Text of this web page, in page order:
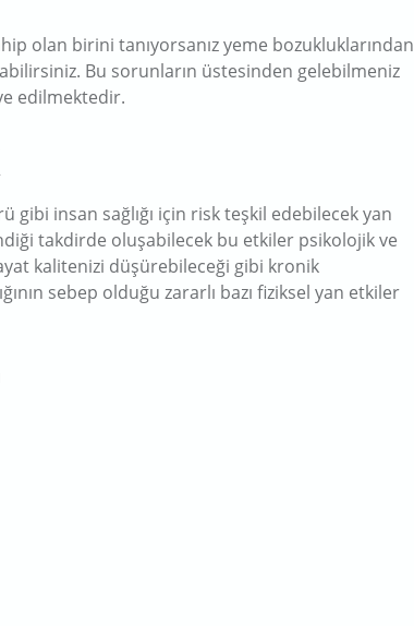
olan birini tanıyorsanız yeme bozukluklarından
Bu sorunların üstesinden gelebilmeniz
edilmektedir.
gibi insan sağlığı için risk teşkil edebilecek yan
takdirde oluşabilecek bu etkiler psikolojik ve
kalitenizi düşürebileceği gibi kronik
sebep olduğu zararlı bazı fiziksel yan etkiler